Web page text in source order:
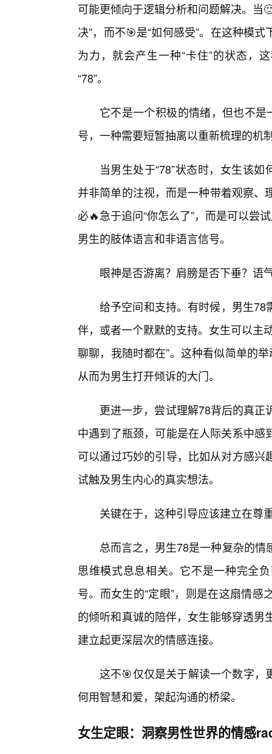
可能更倾向于逻辑分析和问题解决。当
决”，而不🎯是“如何感受”。在这种模
为力，就会产生一种“卡住”的状态，
“78”。
它不是一个积极的情绪，但也不是
号，一种需要短暂抽离以重新梳理的机
当男生处于“78”状态时，女生该
并非简单的注视，而是一种带着观察
必🔥急于追问“你怎么了”，而是可以尝
男生的肢体语言和非语言信号。
眼神是否游离？肩膀是否下垂？语
给予空间和支持。有时候，男生
伴，或者一个默默的支持。女生可以主
聊聊，我随时都在”。这种看似简单的
从而为男生打开倾诉的大门。
更进一步，尝试理解78背后的真
中遇到了瓶颈，可能是在人际关系中
可以通过巧妙的引导，比如从对方感
试触及男生内心的真实想法。
关键在于，这种引导应该建立在尊
总而言之，男生78是一种复杂的
思维模式息息相关。它不是一种完全
号。而女生的“定眼”，则是在这扇情
的倾听和真诚的陪伴，女生能够穿透
建立起更深层次的情感连接。
这不🎯仅仅是关于解读一个数字，
何用智慧和爱，架起沟通的桥梁。
女生定眼：洞察男性世界的情感